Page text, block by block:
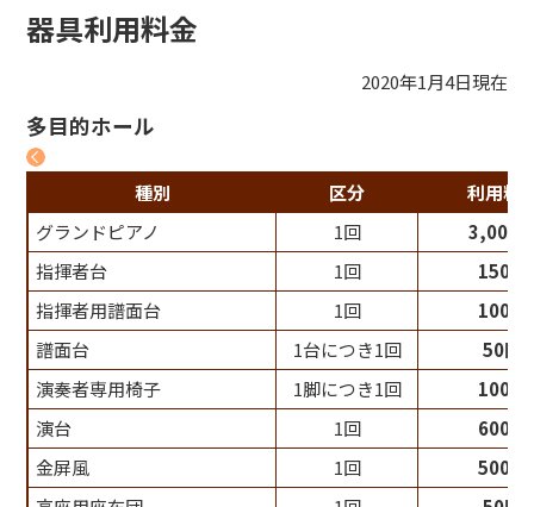
器具利用料金
2020年1月4日現在
多目的ホール
種別 区分
利用料
グランドピアノ
1回
3,000
指揮者台
1回
150円
指揮者用譜面台
1回
100円
譜面台
1台につき1回
50円
演奏者専用椅子
1脚につき1回
100円
演台
1回
600円
金屏風
1回
500円